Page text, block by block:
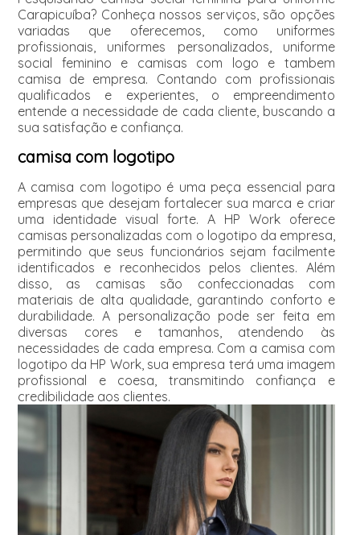
Carapicuíba? Conheça nossos serviços, são opções
variadas que oferecemos, como uniformes
profissionais, uniformes personalizados, uniforme
social feminino e camisas com logo e tambem
camisa de empresa. Contando com profissionais
qualificados e experientes, o empreendimento
entende a necessidade de cada cliente, buscando a
sua satisfação e confiança.
camisa com logotipo
A camisa com logotipo é uma peça essencial para
empresas que desejam fortalecer sua marca e criar
uma identidade visual forte. A HP Work oferece
camisas personalizadas com o logotipo da empresa,
permitindo que seus funcionários sejam facilmente
identificados e reconhecidos pelos clientes. Além
disso, as camisas são confeccionadas com
materiais de alta qualidade, garantindo conforto e
durabilidade. A personalização pode ser feita em
diversas cores e tamanhos, atendendo às
necessidades de cada empresa. Com a camisa com
logotipo da HP Work, sua empresa terá uma imagem
profissional e coesa, transmitindo confiança e
credibilidade aos clientes.